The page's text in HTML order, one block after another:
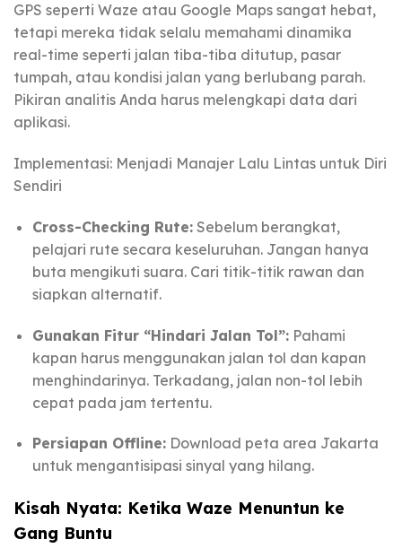
GPS seperti Waze atau Google Maps sangat hebat,
tetapi mereka tidak selalu memahami dinamika
real-time seperti jalan tiba-tiba ditutup, pasar
tumpah, atau kondisi jalan yang berlubang parah.
Pikiran analitis Anda harus melengkapi data dari
aplikasi.
Implementasi: Menjadi Manajer Lalu Lintas untuk Diri
Sendiri
Cross-Checking Rute:Sebelum berangkat,
pelajari rute secara keseluruhan. Jangan hanya
buta mengikuti suara. Cari titik-titik rawan dan
siapkan alternatif.
Gunakan Fitur “Hindari Jalan Tol”:Pahami
kapan harus menggunakan jalan tol dan kapan
menghindarinya. Terkadang, jalan non-tol lebih
cepat pada jam tertentu.
Persiapan Offline:Download peta area Jakarta
untuk mengantisipasi sinyal yang hilang.
Kisah Nyata: Ketika Waze Menuntun ke
Gang Buntu